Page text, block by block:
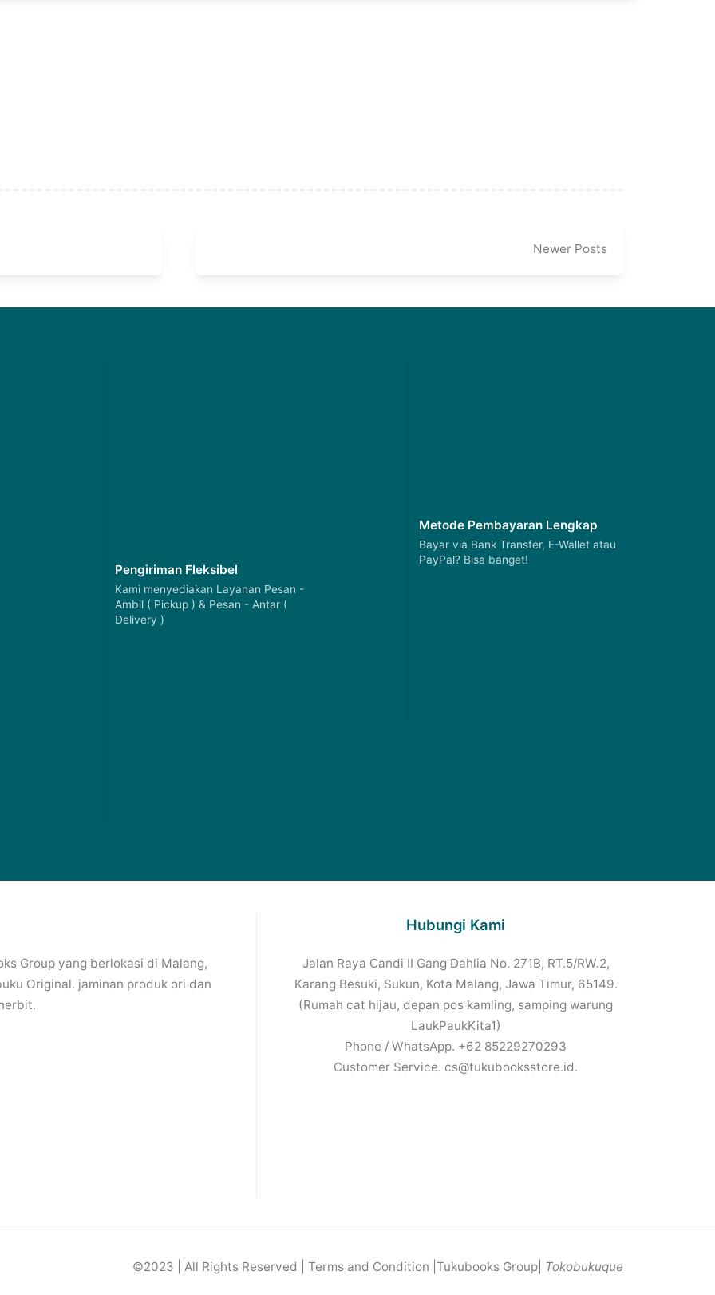
Newer Posts
Pengiriman Fleksibel
Kami menyediakan Layanan Pesan -
Ambil ( Pickup ) & Pesan - Antar (
Delivery )
Metode Pembayaran Lengkap
Bayar via Bank Transfer, E-Wallet atau
PayPal? Bisa banget!
Group yang berlokasi di Malang,
Original. jaminan produk ori dan
Hubungi Kami
Jalan Raya Candi II Gang Dahlia No. 271B, RT.5/RW.2,
Karang Besuki, Sukun, Kota Malang, Jawa Timur, 65149.
(Rumah cat hijau, depan pos kamling, samping warung
LaukPaukKita1)
Phone / WhatsApp. +62 85229270293
Customer Service. cs@tukubooksstore.id.
©2023 | All Rights Reserved | Terms and Condition |Tukubooks Group| Tokobukuque